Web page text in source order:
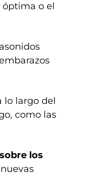
óptima o el
lo largo del
como las
los